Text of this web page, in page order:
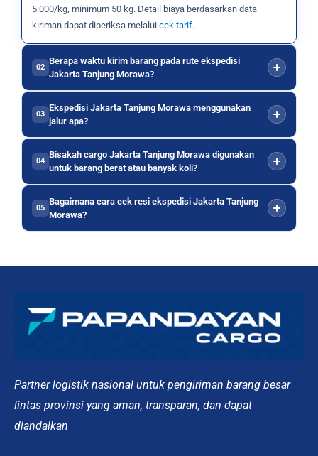
5.000/kg, minimum 50 kg. Detail biaya berdasarkan data
kiriman dapat diperiksa melalui cek tarif.
02
Berapa waktu kirim barang pada rute ekspedisi
Jakarta Tanjung Morawa?
03
Ekspedisi Jakarta Tanjung Morawa menggunakan
jalur apa?
04
Bisakah cargo Jakarta Tanjung Morawa digunakan
untuk barang berat atau banyak koli?
05
Bagaimana cara cek resi ekspedisi Jakarta Tanjung
Morawa?
Partner logistik nasional untuk pengiriman barang besar
lintas provinsi yang aman, transparan, dan dapat
diandalkan